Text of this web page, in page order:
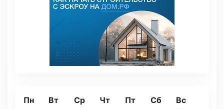
Пн Вт Ср Чт Пт Сб Вс